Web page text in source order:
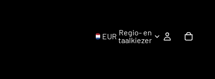
EUR Regio- en
taalkiezer